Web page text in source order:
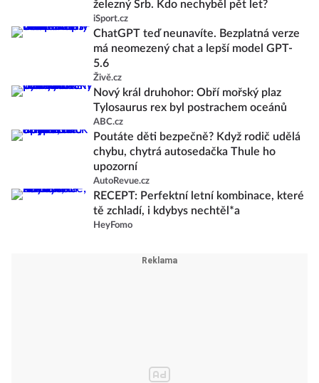
železný Srb. Kdo nechyběl pět let?
iSport.cz
ChatGPT teď neunavíte. Bezplatná verze
má neomezený chat a lepší model GPT-
5.6
Živě.cz
Nový král druhohor: Obří mořský plaz
Tylosaurus rex byl postrachem oceánů
ABC.cz
Poutáte děti bezpečně? Když rodič udělá
chybu, chytrá autosedačka Thule ho
upozorní
AutoRevue.cz
RECEPT: Perfektní letní kombinace, které
tě zchladí, i kdybys nechtěl*a
HeyFomo